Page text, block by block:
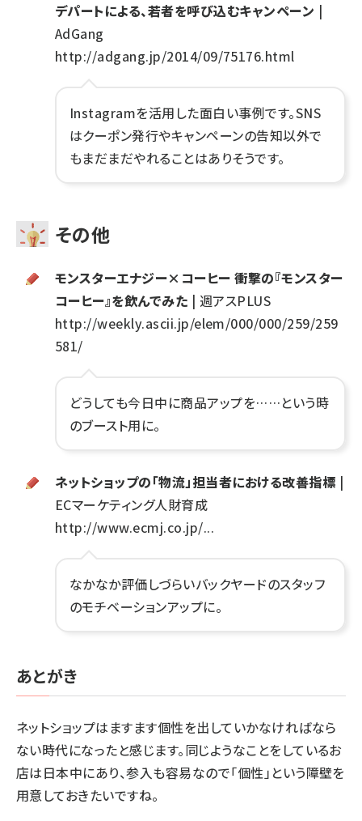
デパートによる、若者を呼び込むキャンペーン |
AdGang
http://adgang.jp/2014/09/75176.html
Instagramを活用した面白い事例です。SNS
はクーポン発行やキャンペーンの告知以外で
もまだまだやれることはありそうです。
その他
モンスターエナジー×コーヒー 衝撃の『モンスター
コーヒー』を飲んでみた | 週アスPLUS
http://weekly.ascii.jp/elem/000/000/259/259
581/
どうしても今日中に商品アップを……という時
のブースト用に。
ネットショップの「物流」担当者における改善指標 |
ECマーケティング人財育成
http://www.ecmj.co.jp/...
なかなか評価しづらいバックヤードのスタッフ
のモチベーションアップに。
あとがき
ネットショップはますます個性を出していかなければなら
ない時代になったと感じます。同じようなことをしているお
店は日本中にあり、参入も容易なので「個性」という障壁を
用意しておきたいですね。